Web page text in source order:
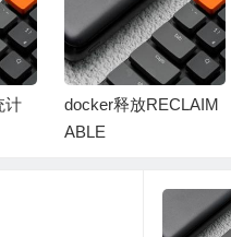
计
docker释放RECLAIM
ABLE